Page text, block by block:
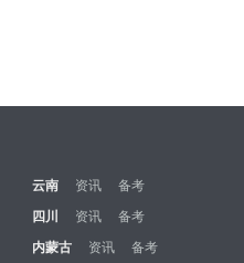
云南 资讯
备考
四川 资讯
备考
内蒙古 资讯
备考